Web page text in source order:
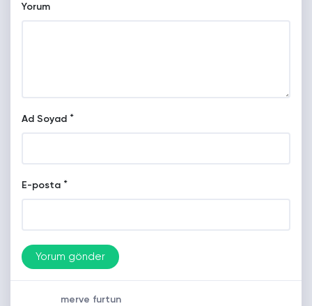
Yorum
Ad Soyad *
E-posta *
merve furtun